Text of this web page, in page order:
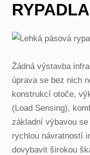
RYPADLA
Žádná výstavba
úprava se bez nich
konstrukcí otoče,
(Load Sensing),
základní výbavou
rychlou návratností
dovybavit širokou